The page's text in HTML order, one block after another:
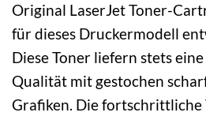
Original LaserJet Toner-
für dieses Druckermodell
Diese Toner liefern stets
Qualität mit gestochen
Grafiken. Die